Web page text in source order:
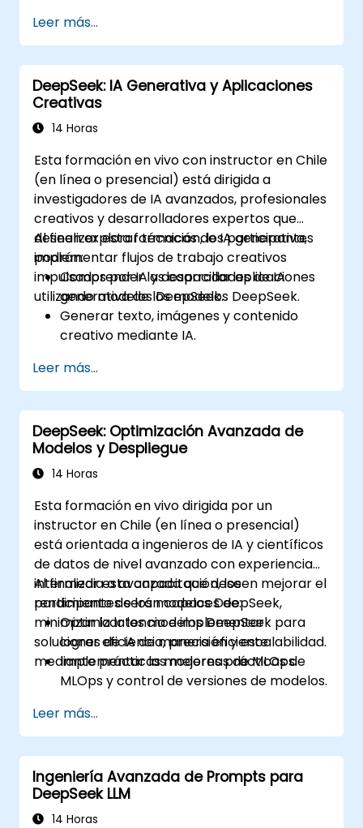
Automatizar la vigilancia y respuesta de
seguridad utilizando DeepSeek.
Integrar DeepSeek en los marcos de
ciberseguridad existentes.
Leer más...
DeepSeek: IA Generativa y Aplicaciones
Creativas
14 Horas
Esta formación en vivo con instructor en Chile
(en línea o presencial) está dirigida a
investigadores de IA avanzados, profesionales
creativos y desarrolladores expertos que
deseen explorar técnicas de IA generativa,
implementar flujos de trabajo creativos
impulsados por IA y desarrollar aplicaciones
utilizando modelos DeepSeek.
Al finalizar esta formación, los participantes
podrán:
Comprender las capacidades de IA
generativa de los modelos DeepSeek.
Generar texto, imágenes y contenido
creativo mediante IA.
para distintas aplicaciones creativas.
Desarrollar herramientas potenciadas
con IA para historia narrativa, diseño y
medios.
Leer más...
DeepSeek: Optimización Avanzada de
Modelos y Despliegue
14 Horas
Esta formación en vivo dirigida por un
instructor en Chile (en línea o presencial)
está orientada a ingenieros de IA y científicos
de datos de nivel avanzado con experiencia
intermedia a avanzada que deseen mejorar el
rendimiento de los modelos DeepSeek,
minimizar la latencia e implementar
soluciones de IA de manera eficiente
mediante prácticas modernas de MLOps.
Al finalizar esta capacitación, los
participantes serán capaces de:
Optimizar los modelos DeepSeek para
lograr eficiencia, precisión y escalabilidad.
Implementar las mejores prácticas de
MLOps y control de versiones de modelos.
infraestructura en la nube y on-premise
(local).
Monitorear, mantener y escalar
soluciones de IA de manera efectiva.
Leer más...
Ingeniería Avanzada de Prompts para
DeepSeek LLM
14 Horas